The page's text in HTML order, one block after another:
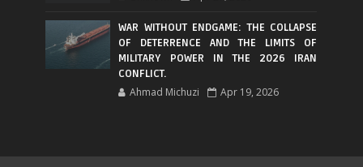
WAR WITHOUT ENDGAME: THE COLLAPSE
OF DETERRENCE AND THE LIMITS OF
MILITARY POWER IN THE 2026 IRAN
CONFLICT.
Ahmad Michuzi Apr 19, 2026